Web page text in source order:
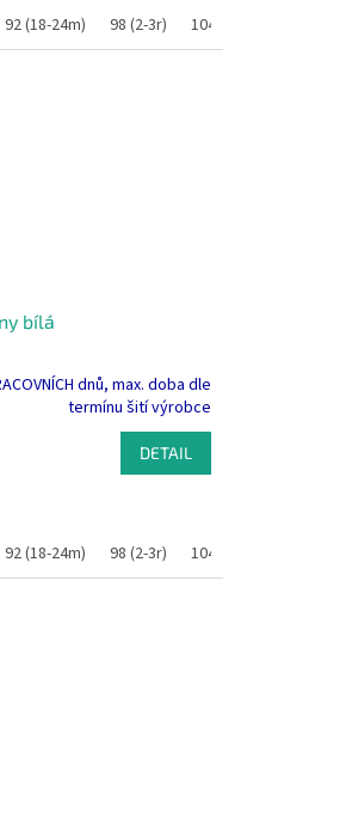
116 122 128 134 140
92 (18-24m) 98 (2-3r) 104 (3-4r)
116 122 128 134 140
bílá
dnů, max. doba dle
termínu šití výrobce
DETAIL
92 (18-24m) 98 (2-3r) 104 (3-4r)